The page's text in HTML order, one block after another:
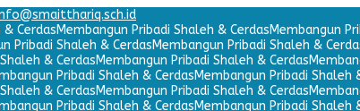
CerdasMembangun Pribadi Shaleh & CerdasMembangun
Pribadi Shaleh & CerdasMembangun Pribadi Shaleh &
& CerdasMembangun Pribadi Shaleh & Cerdas
Pribadi Shaleh & CerdasMembangun Pribadi Shaleh
& CerdasMembangun Pribadi Shaleh & Cerdas
Pribadi Shaleh & CerdasMembangun Pribadi Shaleh